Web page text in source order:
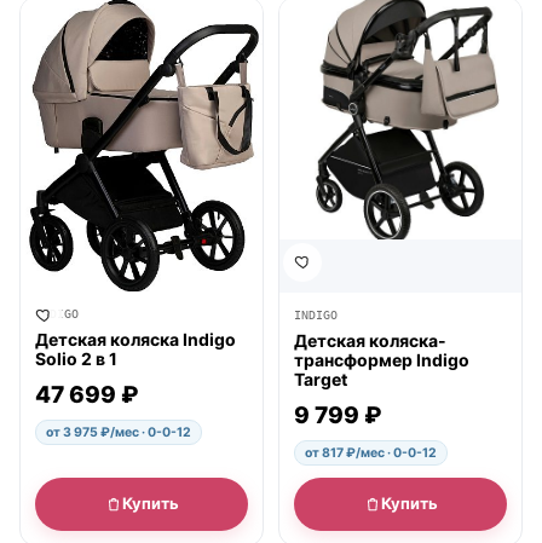
● в наличии
INDIGO
Детская коляска Indigo
Solio 2 в 1
47 699 ₽
от 3 975 ₽/мес · 0-0-12
Купить
● в наличии
INDIGO
Детская коляска-
трансформер Indigo
Target
9 799 ₽
от 817 ₽/мес · 0-0-12
Купить